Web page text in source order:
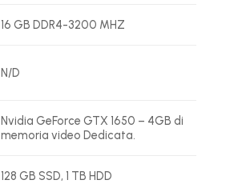
16 GB DDR4-3200 MHZ
N/D
Nvidia GeForce GTX 1650 – 4GB di
memoria video Dedicata.
128 GB SSD, 1 TB HDD